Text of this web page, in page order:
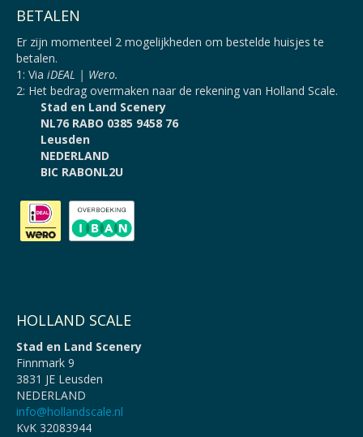
BETALEN
Er zijn momenteel 2 mogelijkheden om bestelde huisjes te
betalen.
1: Via iDEAL | Wero.
2: Het bedrag overmaken naar de rekening van Holland Scale.
Stad en Land Scenery
NL76 RABO 0385 9458 76
Leusden
NEDERLAND
BIC RABONL2U
HOLLAND SCALE
Stad en Land Scenery
Finnmark 9
3831 JE Leusden
NEDERLAND
info@hollandscale.nl
KvK 32083944